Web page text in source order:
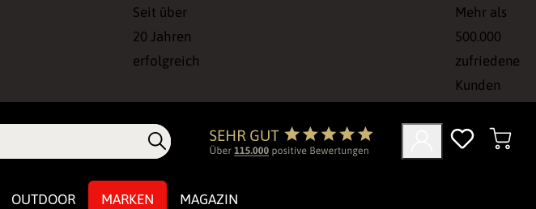
Seit über
20 Jahren
erfolgreich
Mehr als
500.000
zufriedene
Kunden
OUTDOOR MARKEN MAGAZIN